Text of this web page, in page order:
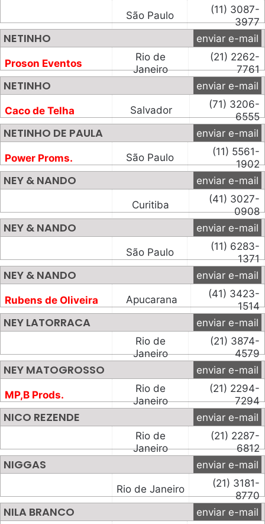
São Paulo
(11) 3087-
3977
NETINHO enviar e-mail
Proson Eventos
Rio de
Janeiro
(21) 2262-
7761
NETINHO enviar e-mail
Caco de Telha Salvador
(71) 3206-
6555
NETINHO DE PAULA enviar e-mail
Power Proms. São Paulo
(11) 5561-
1902
NEY & NANDO enviar e-mail
Curitiba
(41) 3027-
0908
NEY & NANDO enviar e-mail
São Paulo
(11) 6283-
1371
NEY & NANDO enviar e-mail
Rubens de Oliveira Apucarana
(41) 3423-
1514
NEY LATORRACA
enviar e-mail
Rio de
Janeiro
(21) 3874-
4579
NEY MATOGROSSO enviar e-mail
MP,B Prods.
Rio de
Janeiro
(21) 2294-
7294
NICO REZENDE
enviar e-mail
Rio de
Janeiro
(21) 2287-
6812
NIGGAS enviar e-mail
Rio de Janeiro
(21) 3181-
8770
NILA BRANCO enviar e-mail